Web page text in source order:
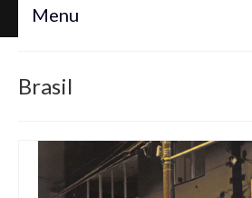
Menu
Blog
Contato
Brasil